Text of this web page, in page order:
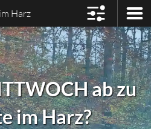
Harz
ab zu
im Harz?